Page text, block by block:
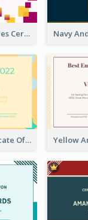
Pink Gradient Squares Certificate
Funky Yellow Certificate Of Singing Content Champion